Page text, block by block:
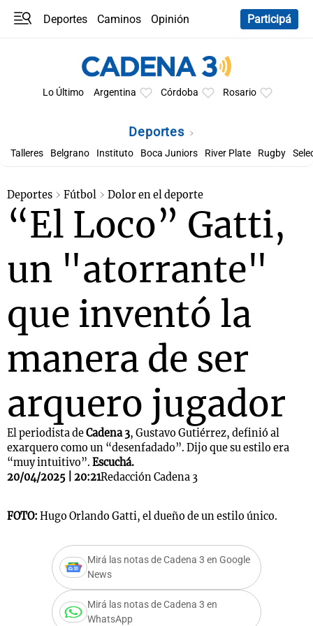
Deportes Caminos
Opinión
Participá
Lo Último Argentina Córdoba Rosario
Deportes
Talleres Belgrano Instituto Boca Juniors River Plate Rugby
Deportes Fútbol Dolor en el deporte
“El Loco” Gatti,
un "atorrante"
que inventó la
manera de ser
arquero jugador
El periodista deCadena 3, Gustavo Gutiérrez, definió al
exarquero como un “desenfadado”. Dijo que su estilo era
“muy intuitivo”. Escuchá.
20/04/2025 | 20:21Redacción Cadena 3
FOTO: Hugo Orlando Gatti, el dueño de un estilo único.
Mirá las notas de Cadena 3 en Google
News
Mirá las notas de Cadena 3 en
WhatsApp